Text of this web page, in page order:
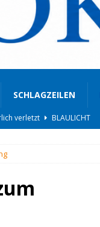
SCHLAGZEILEN
verletzt
BLAULICHT